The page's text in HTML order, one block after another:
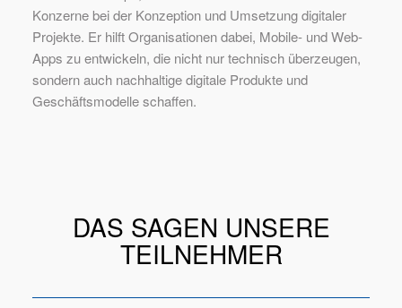
Konzerne bei der Konzeption und Umsetzung digitaler
Projekte. Er hilft Organisationen dabei, Mobile- und Web-
Apps zu entwickeln, die nicht nur technisch überzeugen,
sondern auch nachhaltige digitale Produkte und
Geschäftsmodelle schaffen.
DAS SAGEN UNSERE
TEILNEHMER